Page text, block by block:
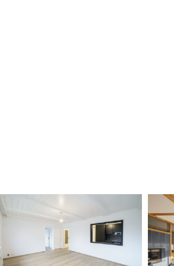
Dornbirn Kehlegg: Boutique
Hotel Krone